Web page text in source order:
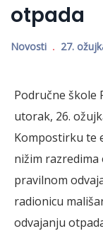
otpada
Novosti 27.
Područne škole
utorak, 26.
Kompostirku te
nižim razredima
pravilnom
radionicu
odvajanju